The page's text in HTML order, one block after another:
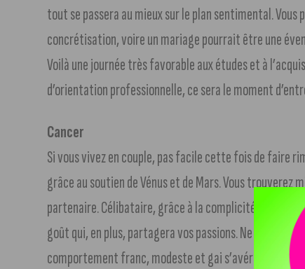
tout se passera au mieux sur le plan sentimental.
concrétisation, voire un mariage pourrait être une
Voilà une journée très favorable aux études et à
d’orientation professionnelle, ce sera le moment
Cancer
Si vous vivez en couple, pas facile cette fois de faire
grâce au soutien de Vénus et de Mars. Vous
partenaire. Célibataire, grâce à la complicité de la
goût qui, en plus, partagera vos passions. Ne le faites
comportement franc, modeste et gai s’avérera le plus